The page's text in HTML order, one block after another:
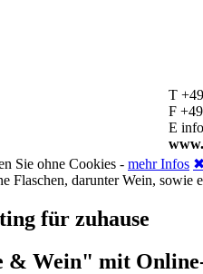
T
F
E
Sie ohne Cookies - mehr Infos ✖
für zuhause
& Wein" mit